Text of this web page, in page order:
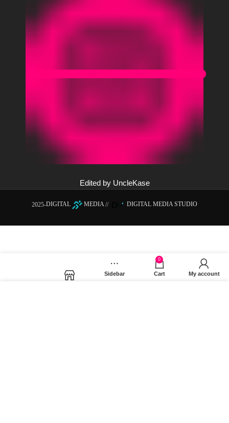
Edited by UncleKase
2025-DIGITAL MEDIA// DIGITAL MEDIA STUDIO
Sidebar
0
Cart My account